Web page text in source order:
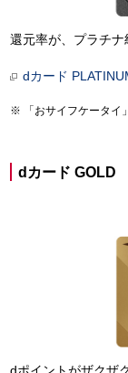
還元率が、プラチ
dカード
「おサイフケータイ
dカード GOLD